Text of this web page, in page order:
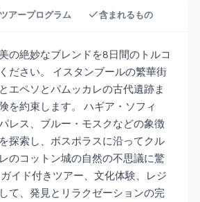
ツアープログラム 含まれるもの
の絶妙なブレンドを8日間のトルコ
ださい。 イスタンブールの繁華街
エペソとパムッカレの古代遺跡ま
を約束します。 ハギア・ソフィ
レス、ブルー・モスクなどの象徴
探索し、ボスポラスに沿ってクル
のコットン城の自然の不思議に驚
イド付きツアー、文化体験、レジ
て、発見とリラクゼーションの完